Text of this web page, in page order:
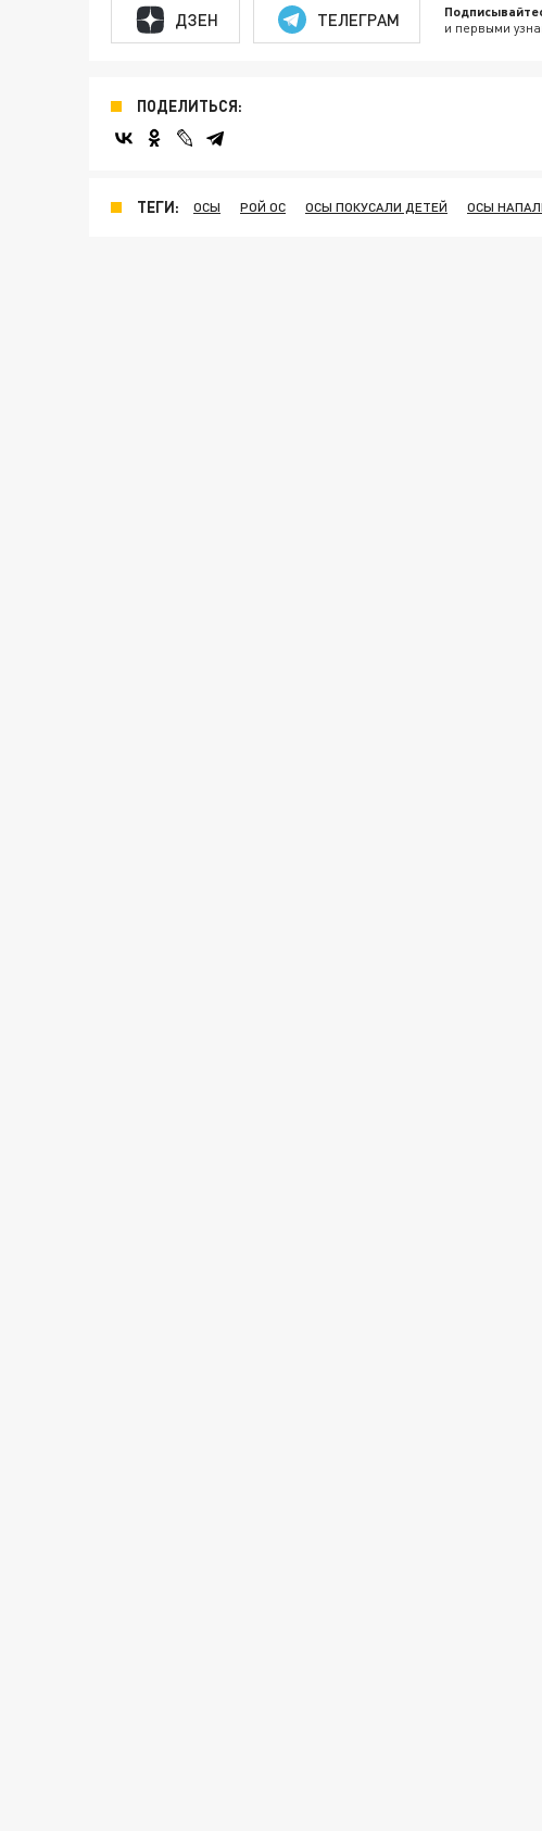
ДЗЕН ТЕЛЕГРАМ и первыми
ПОДЕЛИТЬСЯ:
ТЕГИ: ОСЫ РОЙ ОС ОСЫ ПОКУСАЛИ ДЕТЕЙ ОСЫ